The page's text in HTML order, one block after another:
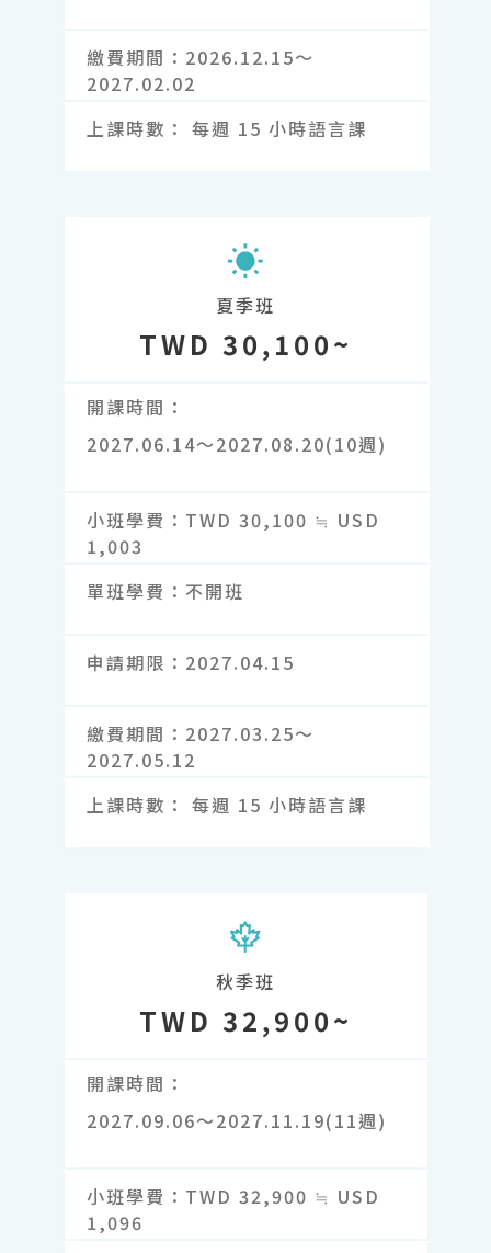
繳費期間
2026.12.15～
2027.02.02
上課時數
每週 15 小時語言課
夏季班
TWD 30,100~
開課時間
2027.06.14～2027.08.20(10週)
小班學費
TWD 30,100 ≒ USD
1,003
單班學費
不開班
申請期限 2027.04.15
繳費期間
2027.03.25～
2027.05.12
上課時數
每週 15 小時語言課
秋季班
TWD 32,900~
開課時間
2027.09.06～2027.11.19(11週)
小班學費
TWD 32,900 ≒ USD
1,096